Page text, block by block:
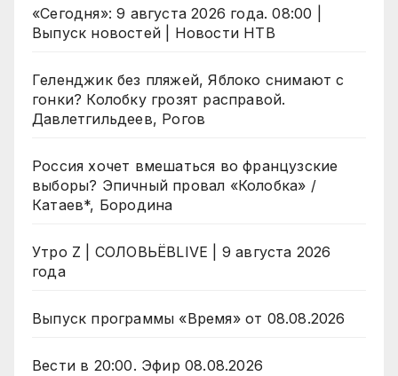
«Сегодня»: 9 августа 2026 года. 08:00 |
Выпуск новостей | Новости НТВ
Геленджик без пляжей, Яблоко снимают с
гонки? Колобку грозят расправой.
Давлетгильдеев, Рогов
Россия хочет вмешаться во французские
выборы? Эпичный провал «Колобка» /
Катаев*, Бородина
Утро Z | СОЛОВЬЁВLIVE | 9 августа 2026
года
Выпуск программы «Время» от 08.08.2026
Вести в 20:00. Эфир 08.08.2026